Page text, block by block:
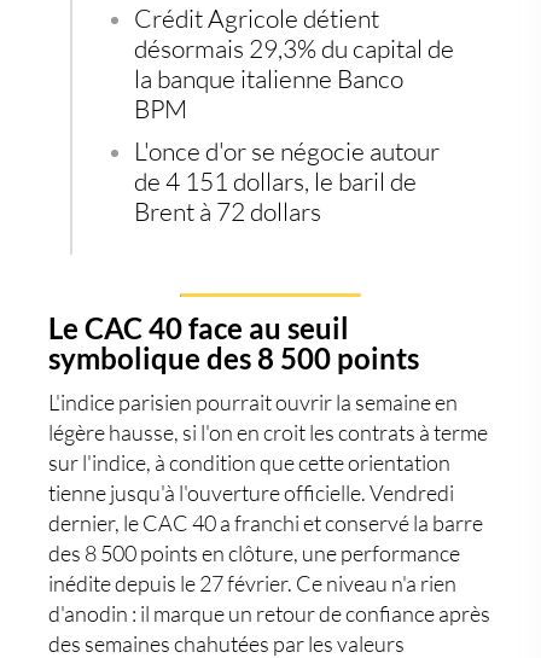
Crédit Agricole détient
désormais 29,3% du capital de
la banque italienne Banco
BPM
L'once d'or se négocie autour
de 4 151 dollars, le baril de
Brent à 72 dollars
Le CAC 40 face au seuil
symbolique des 8 500 points
L'indice parisien pourrait ouvrir la semaine en
légère hausse, si l'on en croit les contrats à terme
sur l'indice, à condition que cette orientation
tienne jusqu'à l'ouverture officielle. Vendredi
dernier, leCAC 40a franchi et conservé la barre
des 8 500 points en clôture, une performance
inédite depuis le 27 février. Ce niveau n'a rien
d'anodin : il marque un retour de confiance après
des semaines chahutées par les valeurs